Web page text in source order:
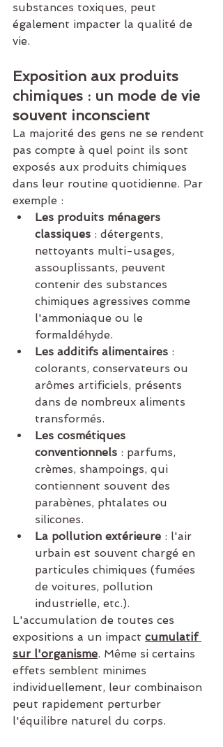
substances toxiques, peut
également impacter la qualité de
vie.
Exposition aux produits
chimiques : un mode de vie
souvent inconscient
La majorité des gens ne se rendent
pas compte à quel point ils sont
exposés aux produits chimiques
dans leur routine quotidienne. Par
exemple :
Les produits ménagers
classiques : détergents,
nettoyants multi-usages,
assouplissants, peuvent
contenir des substances
chimiques agressives comme
l'ammoniaque ou le
formaldéhyde.
Les additifs alimentaires :
colorants, conservateurs ou
arômes artificiels, présents
dans de nombreux aliments
transformés.
Les cosmétiques
conventionnels : parfums,
crèmes, shampoings, qui
contiennent souvent des
parabènes, phtalates ou
silicones.
La pollution extérieure : l'air
urbain est souvent chargé en
particules chimiques (fumées
de voitures, pollution
industrielle, etc.).
L'accumulation de toutes ces
expositions a un impact cumulatif
sur l'organisme. Même si certains
effets semblent minimes
individuellement, leur combinaison
peut rapidement perturber
l'équilibre naturel du corps.